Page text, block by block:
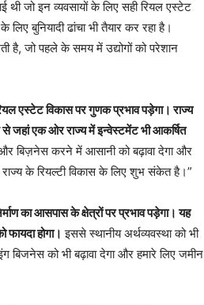
थी जो इन व्यवसायों के लिए सही रियल एस्टेट
बुनियादी ढांचा भी तैयार कर रहा है।
जो पहले के समय में उद्योगों को परेशान
एस्टेट विकास पर गुणक प्रभाव पड़ेगा। राज्य
एक ओर राज्य में इन्वेस्टमेंट भी आकर्षित
बिज़नेस करने में आसानी को बढ़ावा देगा और
के रियल्टी विकास के लिए शुभ संकेत है।”
का आसपास के क्षेत्रों पर प्रभाव पड़ेगा। यह
होगा। इससे स्थानीय अर्थव्यवस्था को भी
को भी बढ़ावा देगा और हमारे लिए जमीन